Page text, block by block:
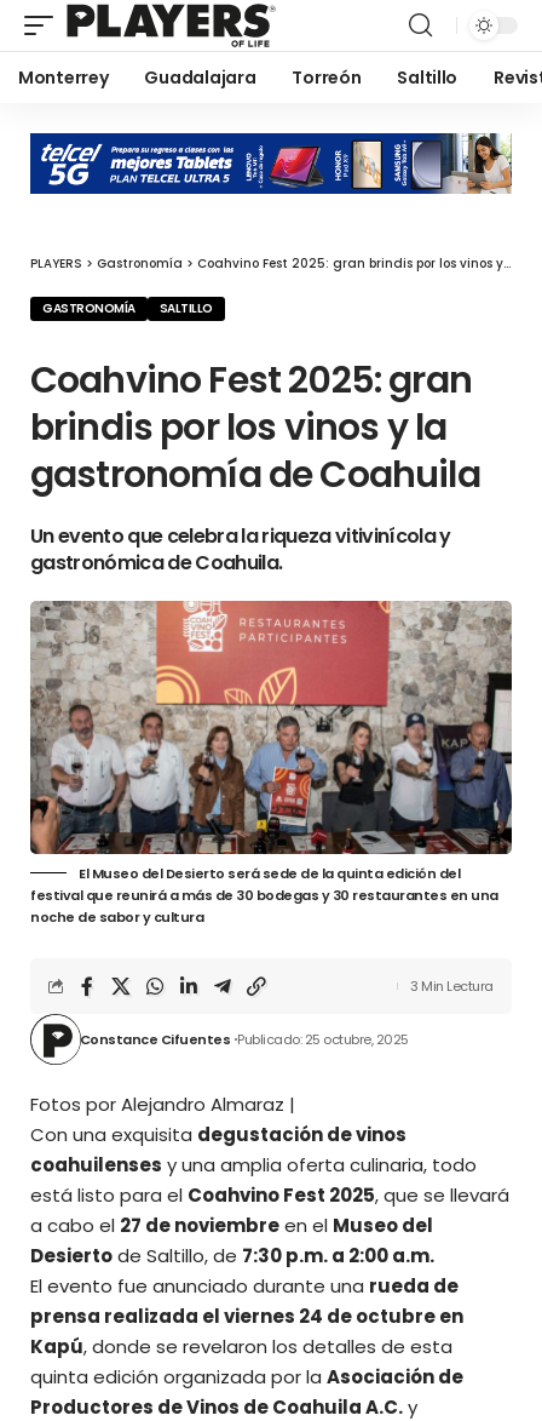
Monterrey Guadalajara Torreón Saltillo
PLAYERS > Gastronomía > Coahvino Fest 2025: gran brindis por los vinos y la gastronomía de Coahuila
GASTRONOMÍA SALTILLO
Coahvino Fest 2025: gran
brindis por los vinos y la
gastronomía de Coahuila
Un evento que celebra la riqueza vitivinícola y
gastronómica de Coahuila.
El Museo del Desierto será sede de la quinta edición del
festival que reunirá a más de 30 bodegas y 30 restaurantes en una
noche de sabor y cultura
Constance Cifuentes Publicado: 25 octubre, 2025
3 Min Lectura
Fotos por Alejandro Almaraz |
Con una exquisita degustación de vinos
coahuilenses y una amplia oferta culinaria, todo
está listo para el Coahvino Fest 2025, que se llevará
a cabo el 27 de noviembreen el Museo del
Desiertode Saltillo, de 7:30 p.m. a 2:00 a.m.
El evento fue anunciado durante una rueda de
prensa realizada el viernes 24 de octubre en
Kapú, donde se revelaron los detalles de esta
quinta edición organizada por la Asociación de
Productores de Vinos de Coahuila A.C.y